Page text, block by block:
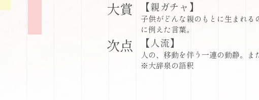
大賞 【親ガチャ】
子供がどんな親のもとに生まれ
に例えた言葉。
次点 【人流】
人の、移動を伴う一連の動静。ま
※大辞泉の語釈